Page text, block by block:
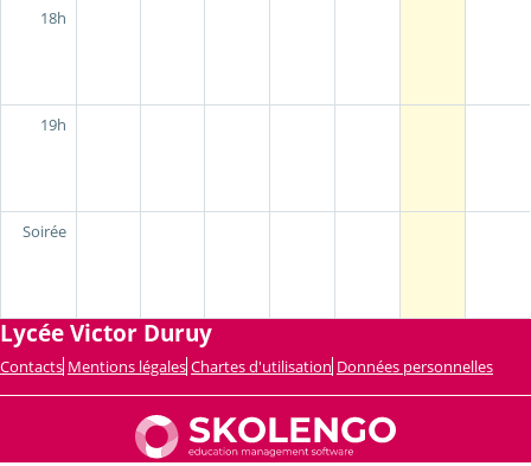
18h
19h
Soirée
Lycée Victor Duruy
Contacts Mentions légales Chartes d'utilisation Données personnelles